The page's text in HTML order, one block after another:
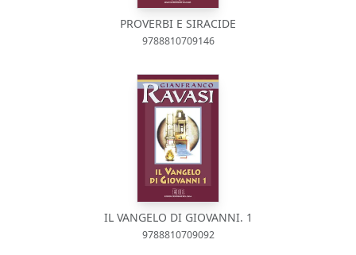
PROVERBI E SIRACIDE
9788810709146
IL VANGELO DI GIOVANNI. 1
9788810709092